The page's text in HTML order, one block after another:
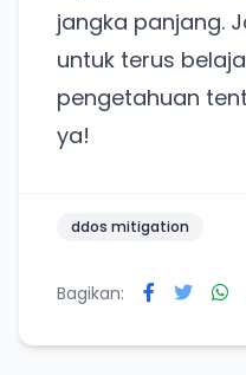
jangka panjang.
untuk terus
pengetahuan
ya!
ddos mitigation
Bagikan: